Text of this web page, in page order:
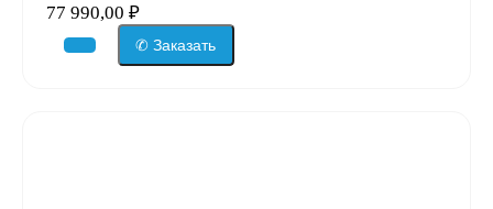
77 990,00 ₽
✆ Заказать